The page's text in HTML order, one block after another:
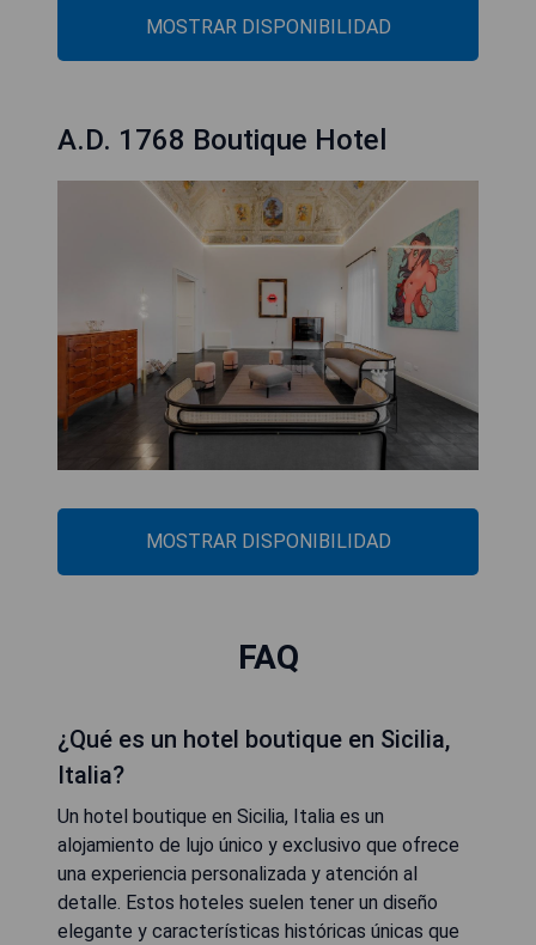
MOSTRAR DISPONIBILIDAD
A.D. 1768 Boutique Hotel
MOSTRAR DISPONIBILIDAD
FAQ
¿Qué es un hotel boutique en Sicilia,
Italia?
Un hotel boutique en Sicilia, Italia es un
alojamiento de lujo único y exclusivo que ofrece
una experiencia personalizada y atención al
detalle. Estos hoteles suelen tener un diseño
elegante y características históricas únicas que